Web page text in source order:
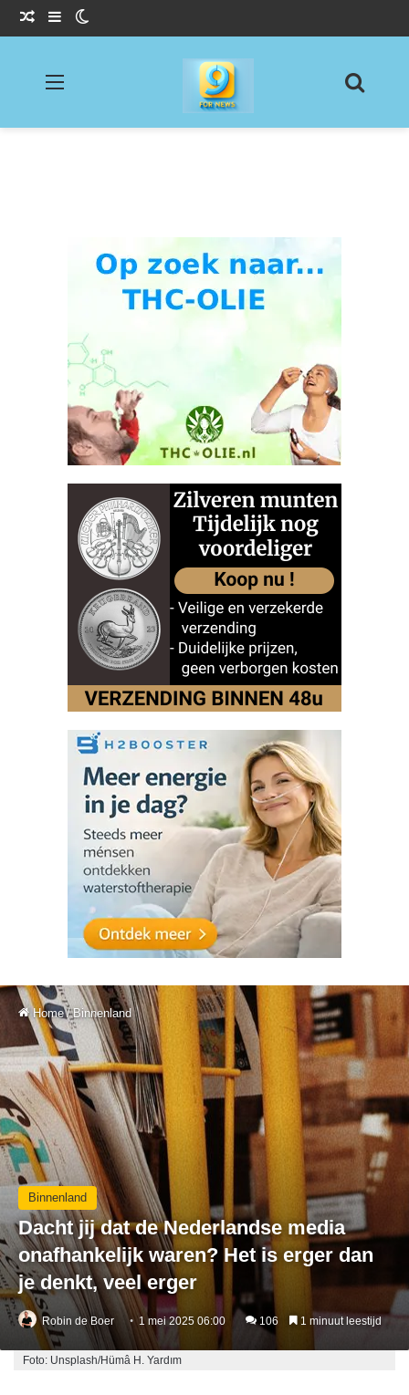
Willekeurig Artikel
Sidebar
Home / Binnenland
Binnenland
Dacht jij dat de Nederlandse media
onafhankelijk waren? Het is erger dan
je denkt, veel erger
Robin de Boer 1 mei 2025 06:00 106 1 minuut leestijd
Foto: Unsplash/Hümâ H. Yardım